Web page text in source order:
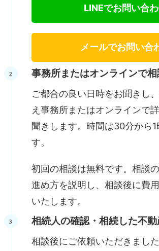
LINEでお問い合
メールでお問い合
事務所またはオンラインで
ご都合の良い日時をお聞きし
え事務所またはオンラインで
聞きします。時間は30分から
す。
初回の相談は無料です。相談
進め方を説明し、相談後に費
いたします。
相続人の確認・相続した不
相談後にご依頼いただきまし